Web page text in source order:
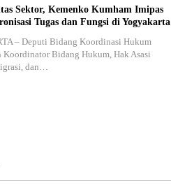
Sektor, Kemenko Kumham Imipas
Tugas dan Fungsi di Yogyakarta
– Deputi Bidang Koordinasi Hukum
Koordinator Bidang Hukum, Hak Asasi
dan…